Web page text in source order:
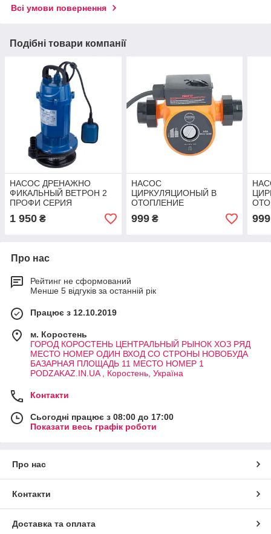
Всі умови повернення
Подібні товари компанії
НАСОС ДРЕНАЖНО
ФИКАЛЬНЫЙ ВЕТРОН 2
ПРОФИ СЕРИЯ
PODZAKAZ.IN.UA
1 950 ₴
НАСОС
ЦИРКУЛЯЦИОНЫЙ В
ОТОПЛЕНИЕ
ПОВЕРКРАФТ ПРОФИ
СЕРИЯ PODZAKAZ.IN.UA
999₴ 999
Про нас
Рейтинг не сформований
Менше 5 відгуків за останній рік
Працює з 12.10.2019
м. Коростень
ГОРОД КОРОСТЕНЬ ЦЕНТРАЛЬНЫЙ РЫНОК ХОЗ РЯД
МЕСТО НОМЕР ОДИН ВХОД СО СТРОНЫ НОВОБУДА
БАЗАРНАЯ ПЛОЩАДЬ 11 МЕСТО НОМЕР 1
PODZAKAZ.IN.UA , Коростень, Україна
Контакти
Сьогодні працює з 08:00 до 17:00
Показати весь графік роботи
Про нас
Контакти
Доставка та оплата